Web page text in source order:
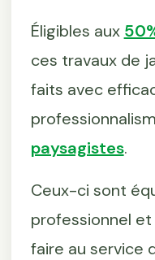
Éligibles aux
ces travaux de
faits avec
paysagistes.
Ceux-ci sont
professionnel
faire au service